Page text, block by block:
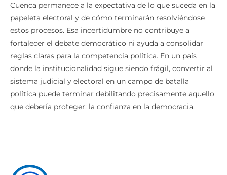
Cuenca permanece a la expectativa de lo que suceda en la
papeleta electoral y de cómo terminarán resolviéndose
estos procesos. Esa incertidumbre no contribuye a
fortalecer el debate democrático ni ayuda a consolidar
reglas claras para la competencia política. En un país
donde la institucionalidad sigue siendo frágil, convertir al
sistema judicial y electoral en un campo de batalla
política puede terminar debilitando precisamente aquello
que debería proteger: la confianza en la democracia.